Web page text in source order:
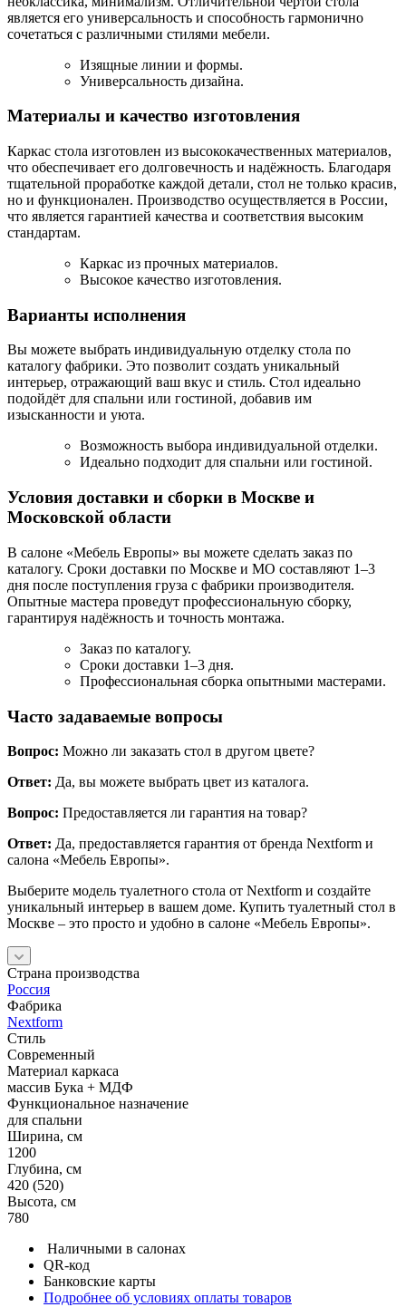
является его универсальность и способность гармонично
сочетаться с различными стилями мебели.
Изящные линии и формы.
Универсальность дизайна.
Материалы и качество изготовления
Каркас стола изготовлен из высококачественных материалов,
что обеспечивает его долговечность и надёжность. Благодаря
тщательной проработке каждой детали, стол не только красив,
но и функционален. Производство осуществляется в России,
что является гарантией качества и соответствия высоким
стандартам.
Каркас из прочных материалов.
Высокое качество изготовления.
Варианты исполнения
Вы можете выбрать индивидуальную отделку стола по
каталогу фабрики. Это позволит создать уникальный
интерьер, отражающий ваш вкус и стиль. Стол идеально
подойдёт для спальни или гостиной, добавив им
изысканности и уюта.
Возможность выбора индивидуальной отделки.
Идеально подходит для спальни или гостиной.
Условия доставки и сборки в Москве и
Московской области
В салоне «Мебель Европы» вы можете сделать заказ по
каталогу. Сроки доставки по Москве и МО составляют 1–3
дня после поступления груза с фабрики производителя.
Опытные мастера проведут профессиональную сборку,
гарантируя надёжность и точность монтажа.
Заказ по каталогу.
Сроки доставки 1–3 дня.
Профессиональная сборка опытными мастерами.
Часто задаваемые вопросы
Вопрос: Можно ли заказать стол в другом цвете?
Ответ: Да, вы можете выбрать цвет из каталога.
Вопрос: Предоставляется ли гарантия на товар?
Ответ: Да, предоставляется гарантия от бренда Nextform и
салона «Мебель Европы».
Выберите модель туалетного стола от Nextform и создайте
уникальный интерьер в вашем доме. Купить туалетный стол в
Москве – это просто и удобно в салоне «Мебель Европы».
Страна производства
Россия
Фабрика
Nextform
Стиль
Современный
Материал каркаса
массив Бука + МДФ
Функциональное назначение
для спальни
Ширина, см
1200
Глубина, см
420 (520)
Высота, см
780
Наличными в салонах
QR-код
Банковские карты
Подробнее об условиях оплаты товаров